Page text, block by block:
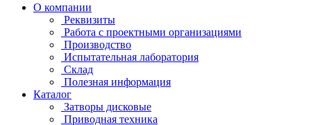
О компании
Реквизиты
Работа с проектными организациями
Производство
Испытательная лаборатория
Склад
Полезная информация
Каталог
Затворы дисковые
Приводная техника